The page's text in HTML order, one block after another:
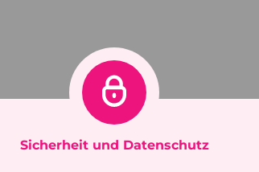
Sicherheit und Datenschutz